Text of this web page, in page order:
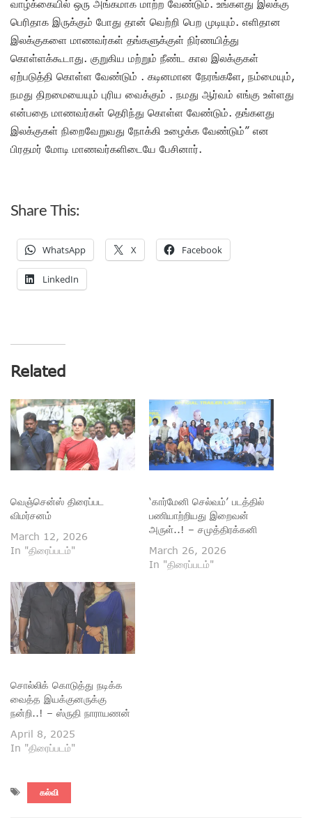
வாழ்க்கையில் ஒரு அங்கமாக மாற்ற வேண்டும். உங்களது இலக்கு
பெரிதாக இருக்கும் போது தான் வெற்றி பெற முடியும். எளிதான
இலக்குகளை மாணவர்கள் தங்களுக்குள் நிர்ணயித்து
கொள்ளக்கூடாது. குறுகிய மற்றும் நீண்ட கால இலக்குகள்
ஏற்படுத்தி கொள்ள வேண்டும் . கடினமான நேரங்களே, நம்மையும்,
நமது திறமையையும் புரிய வைக்கும் . நமது ஆர்வம் எங்கு உள்ளது
என்பதை மாணவர்கள் தெரிந்து கொள்ள வேண்டும். தங்களது
இலக்குகள் நிறைவேறுவது நோக்கி உழைக்க வேண்டும்” என
பிரதமர் மோடி மாணவர்களிடையே பேசினார்.
Share This:
WhatsApp X Facebook
LinkedIn
Related
வெஞ்சென்ஸ் திரைப்பட
விமர்சனம்
March 12, 2026
In "திரைப்படம்"
‘கார்மேனி செல்வம்’ படத்தில்
பணியாற்றியது இறைவன்
அருள்..! – சமுத்திரக்கனி
March 26, 2026
In "திரைப்படம்"
சொல்லிக் கொடுத்து நடிக்க
வைத்த இயக்குனருக்கு
நன்றி..! – ஸ்ருதி நாராயணன்
April 8, 2025
In "திரைப்படம்"
கல்வி